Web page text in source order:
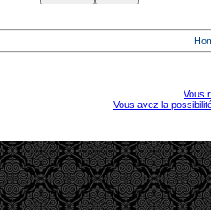
Vous
Vous avez la